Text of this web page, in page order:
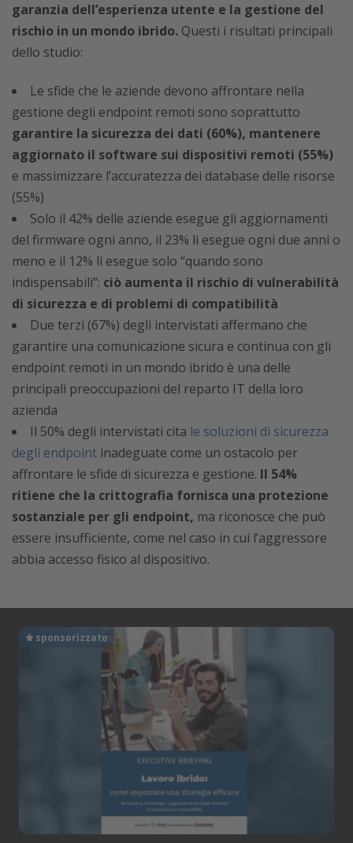
garanzia dell’esperienza utente e la gestione del
rischio in un mondo ibrido. Questi i risultati principali
dello studio:
Le sfide che le aziende devono affrontare nella
gestione degli endpoint remoti sono soprattutto
garantire la sicurezza dei dati (60%), mantenere
aggiornato il software sui dispositivi remoti (55%)
e massimizzare l’accuratezza dei database delle risorse
(55%)
Solo il 42% delle aziende esegue gli aggiornamenti
del firmware ogni anno, il 23% li esegue ogni due anni o
meno e il 12% li esegue solo “quando sono
indispensabili”: ciò aumenta il rischio di vulnerabilità
di sicurezza e di problemi di compatibilità
Due terzi (67%) degli intervistati affermano che
garantire una comunicazione sicura e continua con gli
endpoint remoti in un mondo ibrido è una delle
principali preoccupazioni del reparto IT della loro
azienda
Il 50% degli intervistati cita le soluzioni di sicurezza
degli endpoint inadeguate come un ostacolo per
affrontare le sfide di sicurezza e gestione. Il 54%
ritiene che la crittografia fornisca una protezione
sostanziale per gli endpoint, ma riconosce che può
essere insufficiente, come nel caso in cui l’aggressore
abbia accesso fisico al dispositivo.
sponsorizzato